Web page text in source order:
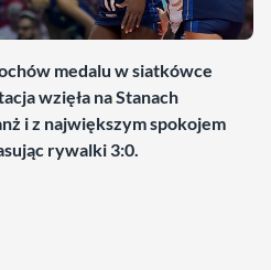
medalu w siatkówce
wzięła na Stanach
i z największym spokojem
rywalki 3:0.